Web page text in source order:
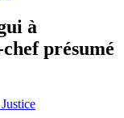
à
présumé